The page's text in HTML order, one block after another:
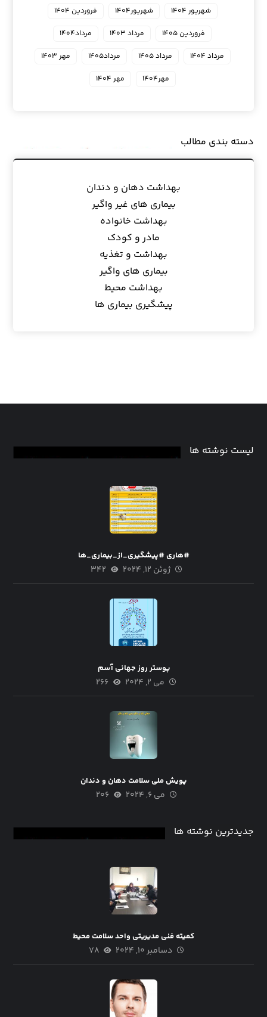
شهریور ۱۴۰۴ شهریور۱۴۰۴
فروردین ۱۴۰۴
فروردین ۱۴۰۵
مرداد ۱۴۰۳
مرداد۱۴۰۴
مرداد ۱۴۰۴
مرداد ۱۴۰۵ مرداد۱۴۰۵
مهر ۱۴۰۳
مهر۱۴۰۴
مهر ۱۴۰۴
دسته بندی مطالب
بهداشت دهان و دندان
بیماری های غیر واگیر
بهداشت خانواده
مادر و کودک
بهداشت و تغذیه
بیماری های واگیر
بهداشت محیط
پیشگیری بیماری ها
لیست نوشته ها
#هاری #پیشگیری_از_بیماری_ها
ژوئن ۱۲, ۲۰۲۴ ۳۴۲
پوستر روز جهانی آسم
می ۲, ۲۰۲۴ ۲۶۶
پویش ملی سلامت دهان و دندان
می ۶, ۲۰۲۴ ۲۰۶
جدیدترین نوشته ها
کمیته فنی مدیریتی واحد‌ سلامت محیط
دسامبر ۱۰, ۲۰۲۴ ۷۸